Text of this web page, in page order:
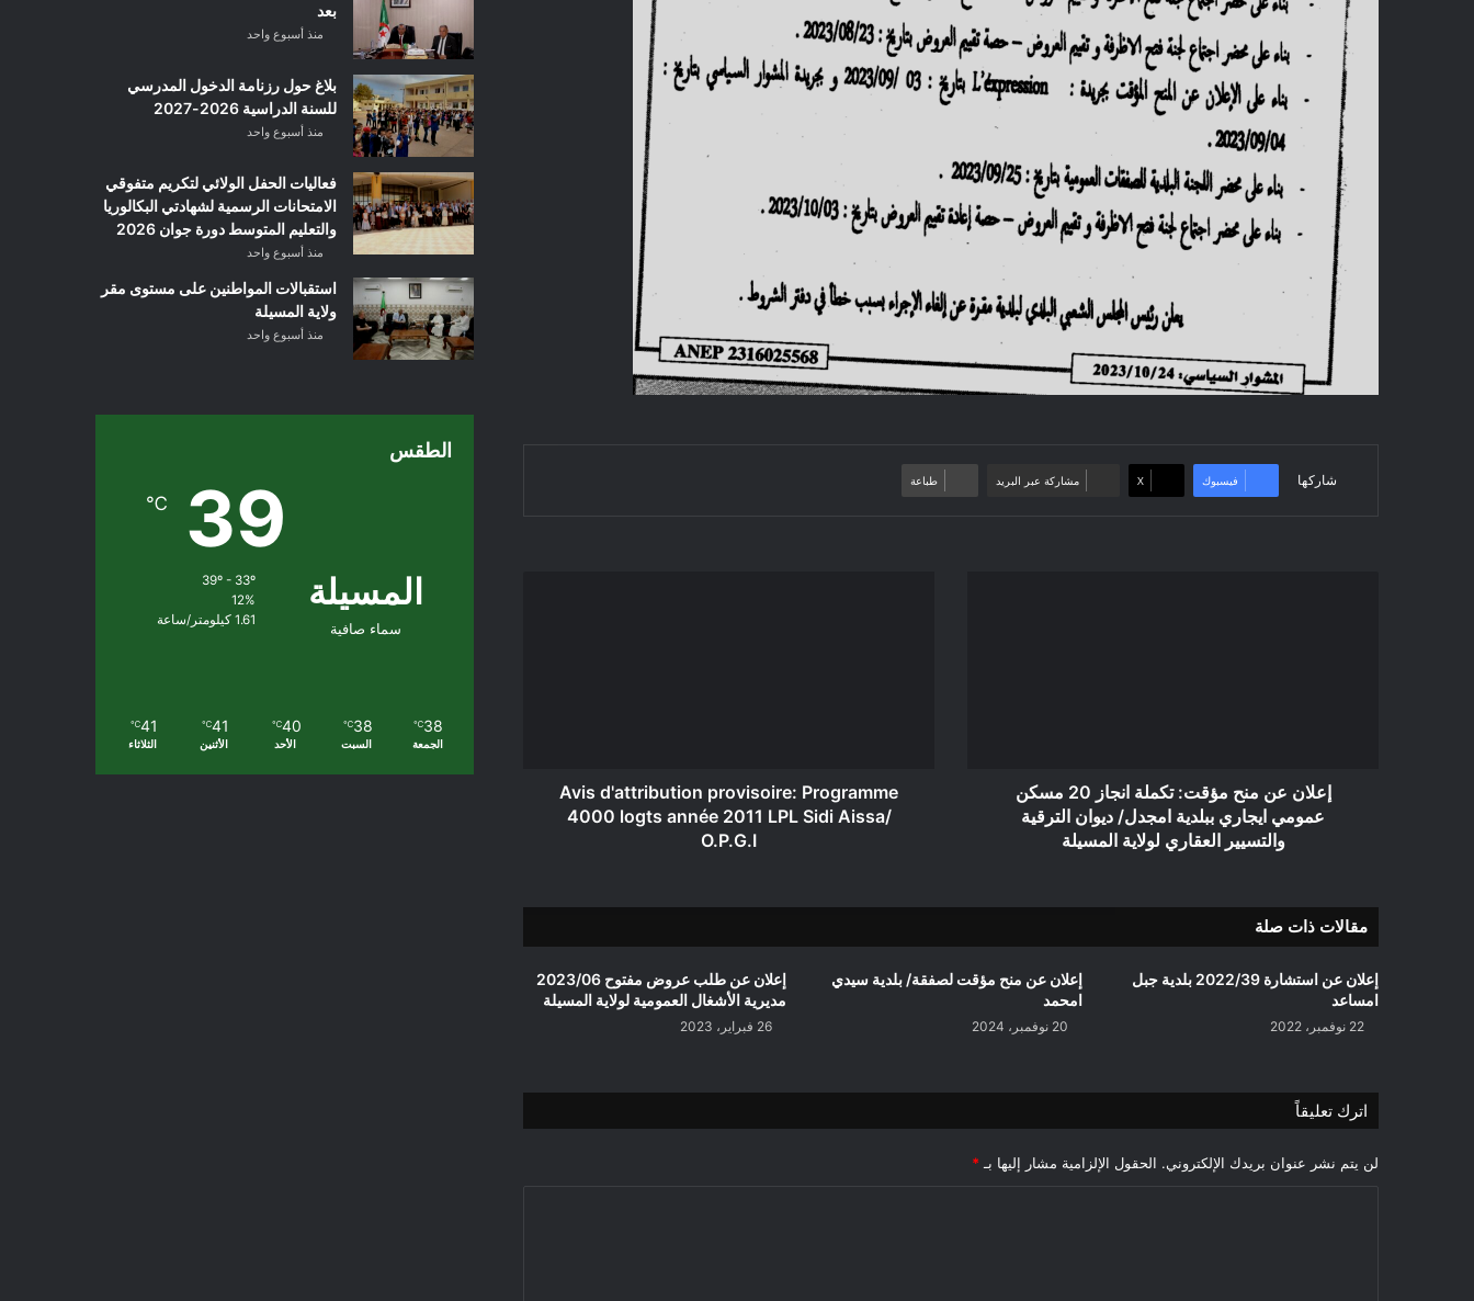
شاركها فيسبوك ‫X مشاركة عبر البريد طباعة
والتسيير
العقاري
لولاية
المسيلة
إعلان عن منح مؤقت: تكملة انجاز 20 مسكن
عمومي ايجاري ببلدية امجدل/ ديوان الترقية
والتسيير العقاري لولاية المسيلة
Avis d'attribution provisoire: Programme
4000 logts année 2011 LPL Sidi Aissa/
O.P.G.I
مقالات ذات صلة
إعلان عن استشارة 2022/39 بلدية جبل
امساعد
22 نوفمبر، 2022
إعلان عن منح مؤقت لصفقة/ بلدية سيدي
امحمد
20 نوفمبر، 2024
إعلان عن طلب عروض مفتوح 2023/06
مديرية الأشغال العمومية لولاية المسيلة
26 فبراير، 2023
اترك تعليقاً
لن يتم نشر عنوان بريدك الإلكتروني. الحقول الإلزامية مشار إليها بـ *
بعد
منذ أسبوع واحد
بلاغ حول رزنامة الدخول المدرسي
للسنة الدراسية 2026-2027
منذ أسبوع واحد
فعاليات الحفل الولائي لتكريم متفوقي
الامتحانات الرسمية لشهادتي البكالوريا
والتعليم المتوسط دورة جوان 2026
منذ أسبوع واحد
استقبالات المواطنين على مستوى مقر
ولاية المسيلة
منذ أسبوع واحد
الطقس
المسيلة
سماء صافية
39
℃
39º - 33º
12%
1.61 كيلومتر/ساعة
38
℃
الجمعة
38
℃
السبت
40
℃
الأحد
41
℃
الأثنين
41
℃
الثلاثاء